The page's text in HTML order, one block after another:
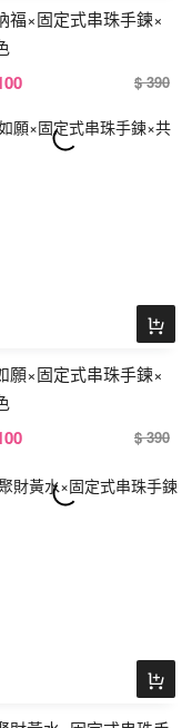
福×固定式串珠手鍊×
$ 390
願×固定式串珠手鍊×
$ 390